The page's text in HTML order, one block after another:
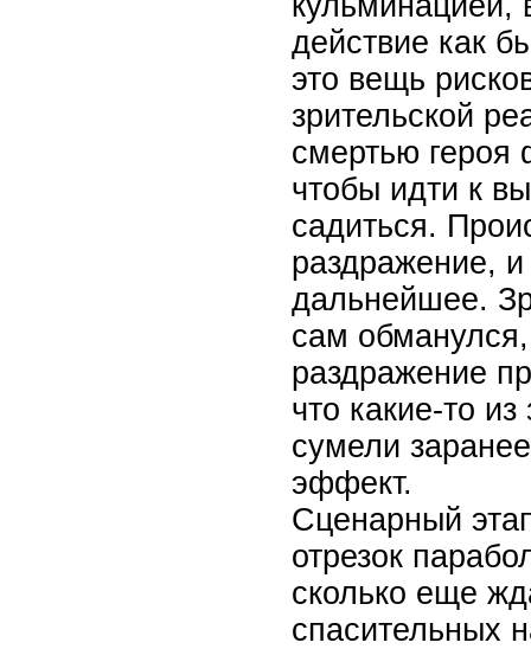
действие как
это вещь
зрительской
смертью героя
чтобы идти к
садиться.
раздражение,
дальнейшее.
сам
раздражение
что какие-то
сумели
эффект.
Сценарный
отрезок
сколько еще
спасительных